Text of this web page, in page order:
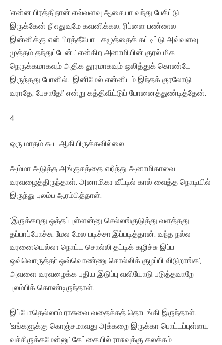
’என்ன பிரத்தீ நான் எவ்வளவு ஆசையா வந்து பேசிட்டு
இருக்கேன் நீ எதுவுமே கவனிக்கல, ரிப்ளை பண்ணல
இன்னிக்கு என் பிரத்தீயோட கழுத்தைக் கட்டிட்டு அவ்வளவு
முத்தம் தந்துட்டேன்..’ என்கிற அனாமியின் குரல் மிக
நெருக்கமாகவும் அதிக தூரமாகவும் ஒலித்துக் கொண்டே
இருந்தது போனில். ’இனிமேல் என்னிடம் இந்தக் குரலோடு
வராதே, பேசாதே!’ என்று கத்திவிட்டுப் போனைத்துண்டித்தேன்.
4
ஒரு மாதம் கூட ஆகியிருக்கவில்லை.
அம்மா அடுத்த அங்குசத்தை எறிந்து அனாமிகாவை
வரவழைத்திருந்தாள். அனாமிகா வீட்டில் கால் வைத்த நொடியில்
இருந்து புலம்ப ஆரம்பித்தாள்.
’இருக்கறது ஒத்தப்புள்ளன்னு செல்லங்குடுத்து வளத்தது
தப்பாப்போச்சு. மேல மேல படிச்சா இப்படித்தான். வந்த நல்ல
வரனையெல்லா நொட்ட சொல்லி தட்டிக் கழிச்சு இப்ப
ஒவ்வொருத்தர் ஒவ்வொண்ணு சொல்லிக் குழப்பி விடுறாங்க’,
அவளை வரவழைக்க புதிய இடுப்பு வலியோடு படுத்தவாறே
புலம்பிக் கொண்டிருந்தாள்.
இப்போதெல்லாம் ராசுவை வதைக்கத் தொடங்கி இருந்தாள்.
’உங்களுக்கு கொஞ்சமாவது அக்கறை இருக்கா பொட்டப்புள்ளய
வச்சிருக்கமேன்னு’ கேட்கையில் ராசுவுக்கு கலக்கம்